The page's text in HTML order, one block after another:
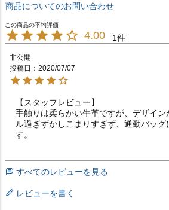
商品についてのお問い合わせ
4.00 1
非公開
投稿日
2020/07/07
【スタッフレビュー】
手触りは柔らかい牛革ですが、デザイ
ル過ぎずかしこまりすぎず、通勤バッ
す。
すべてのレビューを見る
レビューを書く